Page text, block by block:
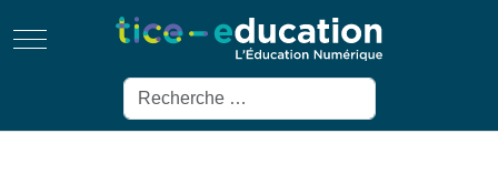
Mobile Menu Toggle
Rechercher